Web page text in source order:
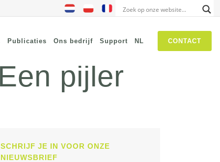
CONTACT
Publicaties Ons bedrijf Support NL
pijler
SCHRIJF JE IN VOOR ONZE
NIEUWSBRIEF